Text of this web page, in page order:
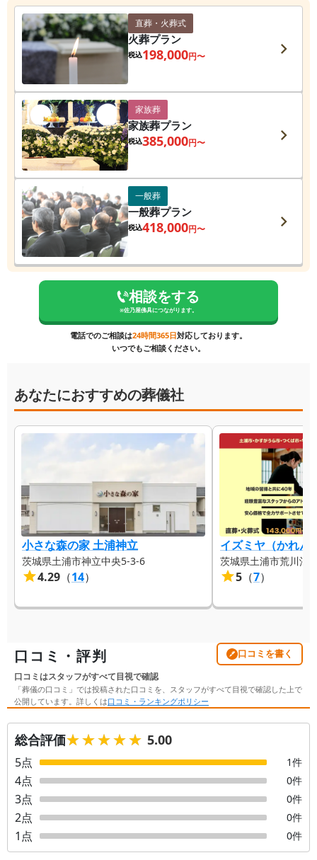
直葬・火葬式
火葬プラン
税込198,000円〜
家族葬
家族葬プラン
税込385,000円〜
一般葬
一般葬プラン
税込418,000円〜
相談をする
※佐乃屋佛具につながります。
電話でのご相談は24時間365日対応しております。
いつでもご相談ください。
あなたにおすすめの葬儀社
小さな森の家 土浦神立
茨城県土浦市神立中央5-3-6
4.29 （14）
イズミヤ（かれん
茨城県土浦市荒川沖
5 （7）
口コミ・評判 口コミを書く
口コミはスタッフがすべて目視で確認
「葬儀の口コミ」では投稿された口コミを、スタッフがすべて目視で確認した上で
公開しています。詳しくは口コミ・ランキングポリシー
総合評価★★★★★
★★★★★ 5.00
5点 1件
4点 0件
3点 0件
2点 0件
1 点 0件